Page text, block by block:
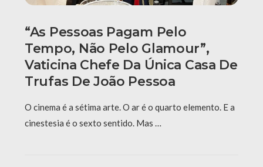
“As Pessoas Pagam Pelo
Tempo, Não Pelo Glamour”,
Vaticina Chefe Da Única Casa De
Trufas De João Pessoa
O cinema é a sétima arte. O ar é o quarto elemento. E a
cinestesia é o sexto sentido. Mas …